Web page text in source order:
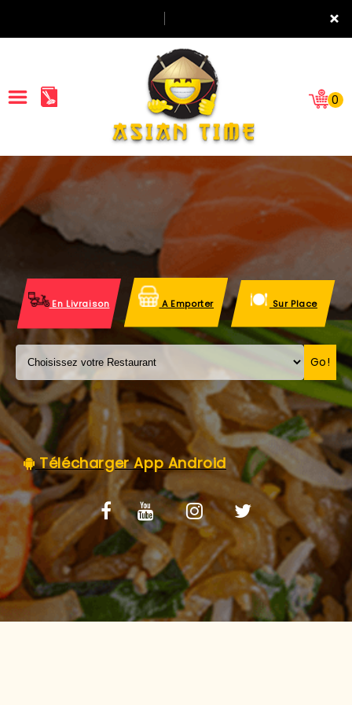
×
ACCUEIL
LA CARTE
VOS AVIS
MENTIONS LÉGALES
C.G.V
0
En Livraison A Emporter Sur Place
Go!
Télécharger App Android